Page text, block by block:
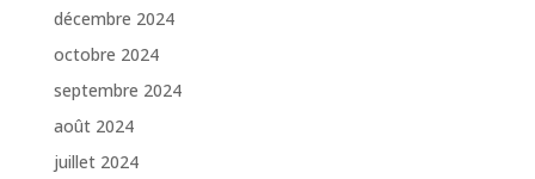
décembre 2024
octobre 2024
septembre 2024
août 2024
juillet 2024